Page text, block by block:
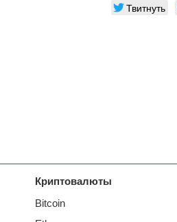
Твитнуть
Криптовалюты
Bitcoin